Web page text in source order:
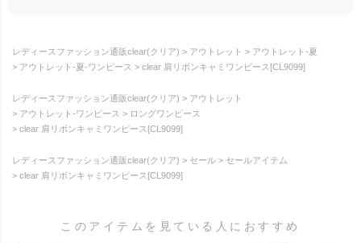
レディースファッション通販clear(クリア) アウトレット
アウトレット-夏
アウトレット-夏-ワンピース
clear 肩リボンキャミワンピース[CL9099]
レディースファッション通販clear(クリア)
アウトレット
アウトレット-ワンピース
ロングワンピース
clear 肩リボンキャミワンピース[CL9099]
レディースファッション通販clear(クリア) セール
セールアイテム
clear 肩リボンキャミワンピース[CL9099]
このアイテムを見ている人におすすめ